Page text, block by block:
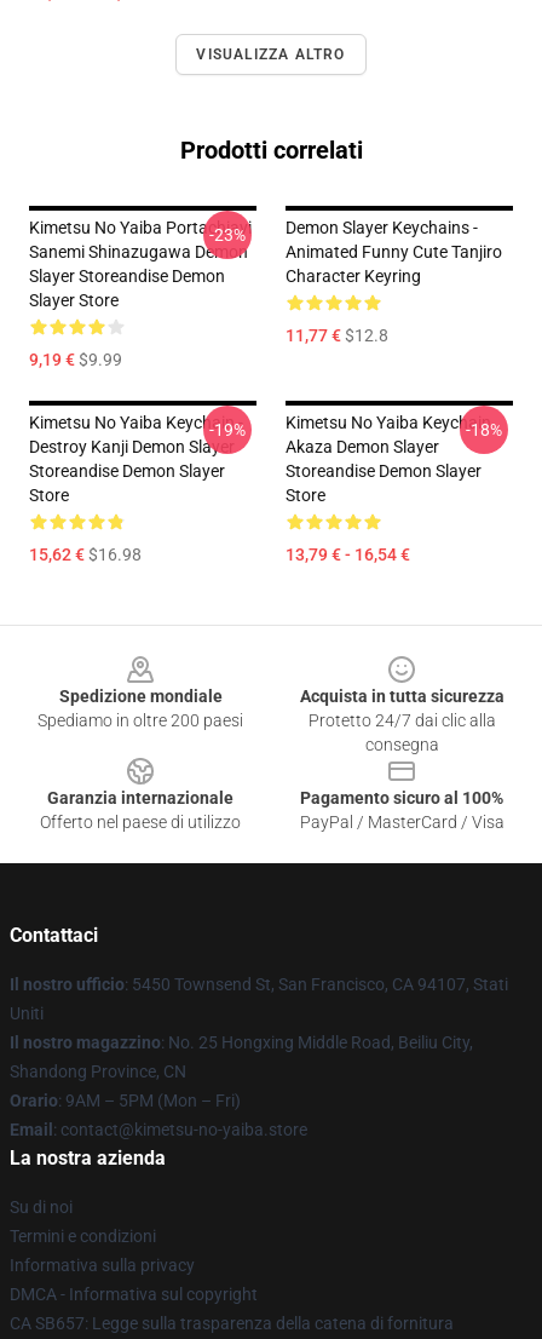
VISUALIZZA ALTRO
Prodotti correlati
Kimetsu No Yaiba Portachiavi
Sanemi Shinazugawa Demon
Slayer Storeandise Demon
Slayer Store
9,19 €$9.99
-23%
Demon Slayer Keychains -
Animated Funny Cute Tanjiro
Character Keyring
11,77 €$12.8
Kimetsu No Yaiba Keychain -
Destroy Kanji Demon Slayer
Storeandise Demon Slayer
Store
15,62 €$16.98
-19%
Kimetsu No Yaiba Keychain
Akaza Demon Slayer
Storeandise Demon Slayer
Store
13,79 € - 16,54 €
-18%
Spedizione mondiale
Spediamo in oltre 200 paesi
Acquista in tutta sicurezza
Protetto 24/7 dai clic alla
consegna
Garanzia internazionale
Offerto nel paese di utilizzo
Pagamento sicuro al 100%
PayPal / MasterCard / Visa
Contattaci
Il nostro ufficio: 5450 Townsend St, San Francisco, CA 94107, Stati
Uniti
Il nostro magazzino: No. 25 Hongxing Middle Road, Beiliu City,
Shandong Province, CN
Orario: 9AM – 5PM (Mon – Fri)
Email : contact@kimetsu-no-yaiba.store
La nostra azienda
Su di noi
Termini e condizioni
Informativa sulla privacy
DMCA - Informativa sul copyright
CA SB657: Legge sulla trasparenza della catena di fornitura